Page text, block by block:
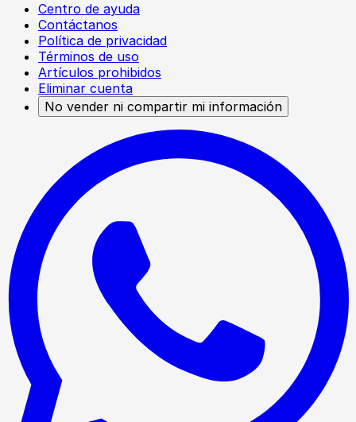
Centro de ayuda
Contáctanos
Política de privacidad
Términos de uso
Artículos prohibidos
Eliminar cuenta
No vender ni compartir mi información